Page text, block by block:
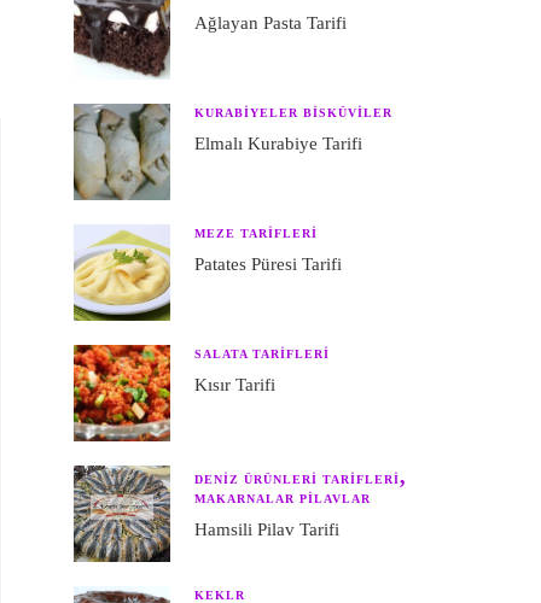
Ağlayan Pasta Tarifi
KURABIYELER BISKÜVILER
Elmalı Kurabiye Tarifi
MEZE TARIFLERI
Patates Püresi Tarifi
SALATA TARIFLERI
Kısır Tarifi
DENIZ ÜRÜNLERI TARIFLERI
MAKARNALAR PILAVLAR
Hamsili Pilav Tarifi
KEKLR